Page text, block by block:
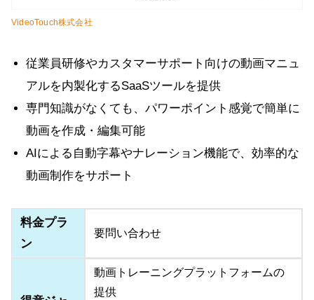
VideoTouch株式会社
従業員研修やカスタマーサポート向けの動画マニュ
アルを内製化するSaaSツールを提供
専門知識がなくても、パワーポイント感覚で簡単に
動画を作成・編集可能
AIによる自動字幕やナレーション機能で、効率的な
動画制作をサポート
料金プラ
ン
要問い合わせ
動画トレーニングプラットフォームの
提供